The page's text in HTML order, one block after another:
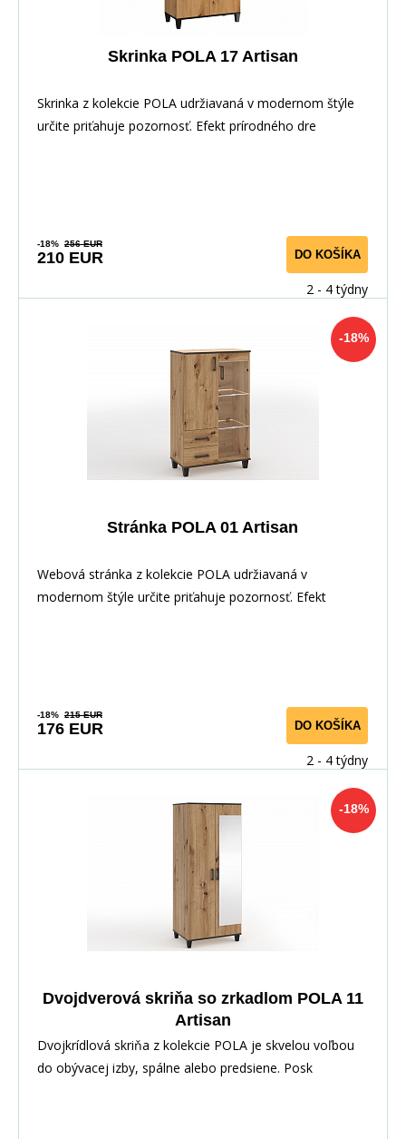
Skrinka POLA 17 Artisan
Skrinka z kolekcie POLA udržiavaná v modernom štýle
určite priťahuje pozornosť. Efekt prírodného dre
-18% 256 EUR
210 EUR DO KOŠÍKA
2 - 4 týdny
-18%
Stránka POLA 01 Artisan
Webová stránka z kolekcie POLA udržiavaná v
modernom štýle určite priťahuje pozornosť. Efekt
-18% 215 EUR
176 EUR DO KOŠÍKA
2 - 4 týdny
-18%
Dvojdverová skriňa so zrkadlom POLA 11
Artisan
Dvojkrídlová skriňa z kolekcie POLA je skvelou voľbou
do obývacej izby, spálne alebo predsiene. Posk